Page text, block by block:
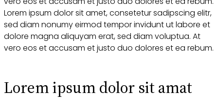
Lorem ipsum dolor sit amet, consetetur sadipscing elitr,
sed diam nonumy eirmod tempor invidunt ut labore et
dolore magna aliquyam erat, sed diam voluptua. At
vero eos et accusam et justo duo dolores et ea rebum.
Lorem ipsum dolor sit amat